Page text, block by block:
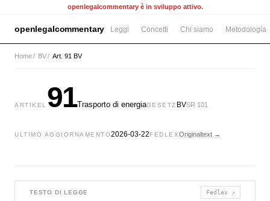
openlegalcommentary è in sviluppo attivo.
openlegalcommentary Leggi Concetti Chi siamo Metodologia
Home/ BV/ Art. 91 BV
ARTIKEL 91Trasporto di energiaGESETZ BVSR 101
ULTIMO AGGIORNAMENTO2026-03-22FEDLEXOriginaltext →
TESTO DI LEGGE Fedlex ↗